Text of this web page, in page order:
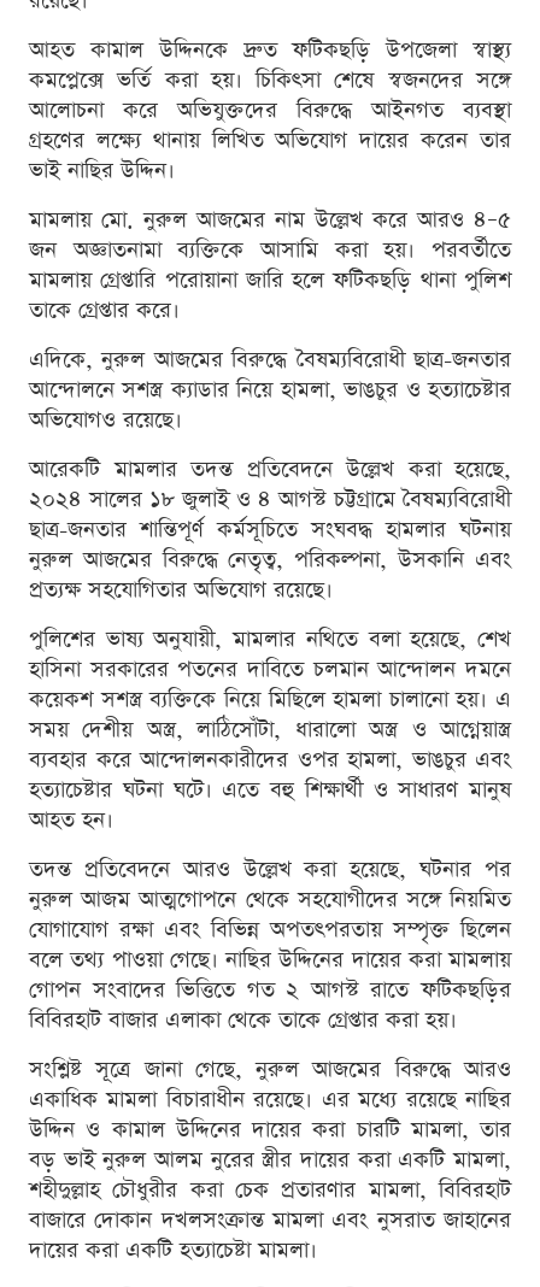
আহত কামাল উদ্দিনকে দ্রুত ফটিকছড়ি উপজেলা স্বাস্থ্য
কমপ্লেক্সে ভর্তি করা হয়। চিকিৎসা শেষে স্বজনদের সঙ্গে
আলোচনা করে অভিযুক্তদের বিরুদ্ধে আইনগত ব্যবস্থা
গ্রহণের লক্ষ্যে থানায় লিখিত অভিযোগ দায়ের করেন তার
ভাই নাছির উদ্দিন।
মামলায় মো. নুরুল আজমের নাম উল্লেখ করে আরও ৪–৫
জন অজ্ঞাতনামা ব্যক্তিকে আসামি করা হয়। পরবর্তীতে
মামলায় গ্রেপ্তারি পরোয়ানা জারি হলে ফটিকছড়ি থানা পুলিশ
তাকে গ্রেপ্তার করে।
এদিকে, নুরুল আজমের বিরুদ্ধে বৈষম্যবিরোধী ছাত্র-জনতার
আন্দোলনে সশস্ত্র ক্যাডার নিয়ে হামলা, ভাঙচুর ও হত্যাচেষ্টার
অভিযোগও রয়েছে।
আরেকটি মামলার তদন্ত প্রতিবেদনে উল্লেখ করা হয়েছে,
২০২৪ সালের ১৮ জুলাই ও ৪ আগস্ট চট্টগ্রামে বৈষম্যবিরোধী
ছাত্র-জনতার শান্তিপূর্ণ কর্মসূচিতে সংঘবদ্ধ হামলার ঘটনায়
নুরুল আজমের বিরুদ্ধে নেতৃত্ব, পরিকল্পনা, উসকানি এবং
প্রত্যক্ষ সহযোগিতার অভিযোগ রয়েছে।
পুলিশের ভাষ্য অনুযায়ী, মামলার নথিতে বলা হয়েছে, শেখ
হাসিনা সরকারের পতনের দাবিতে চলমান আন্দোলন দমনে
কয়েকশ সশস্ত্র ব্যক্তিকে নিয়ে মিছিলে হামলা চালানো হয়। এ
সময় দেশীয় অস্ত্র, লাঠিসোঁটা, ধারালো অস্ত্র ও আগ্নেয়াস্ত্র
ব্যবহার করে আন্দোলনকারীদের ওপর হামলা, ভাঙচুর এবং
হত্যাচেষ্টার ঘটনা ঘটে। এতে বহু শিক্ষার্থী ও সাধারণ মানুষ
আহত হন।
তদন্ত প্রতিবেদনে আরও উল্লেখ করা হয়েছে, ঘটনার পর
নুরুল আজম আত্মগোপনে থেকে সহযোগীদের সঙ্গে নিয়মিত
যোগাযোগ রক্ষা এবং বিভিন্ন অপতৎপরতায় সম্পৃক্ত ছিলেন
বলে তথ্য পাওয়া গেছে। নাছির উদ্দিনের দায়ের করা মামলায়
গোপন সংবাদের ভিত্তিতে গত ২ আগস্ট রাতে ফটিকছড়ির
বিবিরহাট বাজার এলাকা থেকে তাকে গ্রেপ্তার করা হয়।
সংশ্লিষ্ট সূত্রে জানা গেছে, নুরুল আজমের বিরুদ্ধে আরও
একাধিক মামলা বিচারাধীন রয়েছে। এর মধ্যে রয়েছে নাছির
উদ্দিন ও কামাল উদ্দিনের দায়ের করা চারটি মামলা, তার
বড় ভাই নুরুল আলম নুরের স্ত্রীর দায়ের করা একটি মামলা,
শহীদুল্লাহ চৌধুরীর করা চেক প্রতারণার মামলা, বিবিরহাট
বাজারে দোকান দখলসংক্রান্ত মামলা এবং নুসরাত জাহানের
দায়ের করা একটি হত্যাচেষ্টা মামলা।